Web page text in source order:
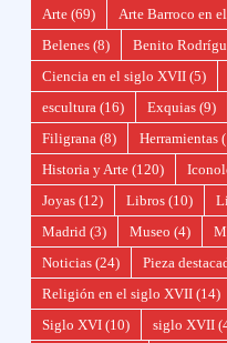
Arte (69) Arte Barroco en
Belenes (8) Benito
Ciencia en el siglo XVII (5)
escultura (16) Exquias (9)
Filigrana (8) Herramientas
Historia y Arte (120)
Joyas (12) Libros (10)
Madrid (3) Museo (4)
Noticias (24) Pieza
Religión en el siglo XVII (14)
Siglo XVI (10) siglo XVII